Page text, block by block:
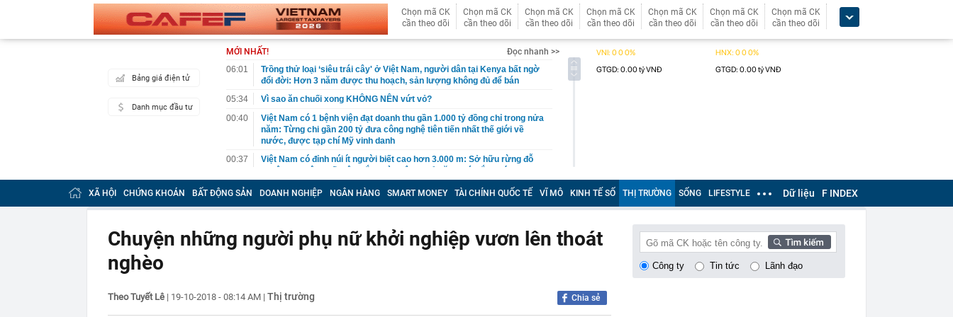
Chọn mã CK
cần theo dõi
Chọn mã CK
cần theo dõi
Chọn mã CK
cần theo dõi
Chọn mã CK
cần theo dõi
Chọn mã CK
cần theo dõi
Chọn mã CK
cần theo dõi
Chọn mã CK
cần theo dõi
Bảng giá điện tử
Danh mục đầu tư
MỚI NHẤT!
Đọc nhanh >>
06:01
Trồng thử loại ‘siêu trái cây' ở Việt Nam, người dân tại Kenya bất ngờ
đổi đời: Hơn 3 năm được thu hoạch, sản lượng không đủ để bán
05:34
Vì sao ăn chuối xong KHÔNG NÊN vứt vỏ?
00:40
Việt Nam có 1 bệnh viện đạt doanh thu gần 1.000 tỷ đồng chỉ trong nửa
năm: Từng chi gần 200 tỷ đưa công nghệ tiên tiến nhất thế giới về
nước, được tạp chí Mỹ vinh danh
00:37
Việt Nam có đỉnh núi ít người biết cao hơn 3.000 m: Sở hữu rừng đỗ
00:27
Khởi tố 7 cán bộ trạm y tế ở Đắk Lắk
00:26
Chữ ký của nữ Chủ tịch xinh đẹp sinh năm 1999 ra sao?
Honda lỗ 10 tỷ USD từ xe điện năm 2025-2026, ước tính lỗ thêm 3,3 tỷ
USD năm 2026-2027
trọng
XÃ HỘI CHỨNG KHOÁN BẤT ĐỘNG SẢN DOANH NGHIỆP NGÂN HÀNG SMART MONEY TÀI CHÍNH QUỐC TẾ VĨ MÔ KINH TẾ SỐ THỊ TRƯỜNG SỐNG LIFESTYLE Dữ liệu F INDEX
Chuyện những người phụ nữ khởi nghiệp vươn lên thoát
nghèo
Theo Tuyết Lê | 19-10-2018 - 08:14 AM | Thị trường Chia sẻ
Công ty Tin tức Lãnh đạo